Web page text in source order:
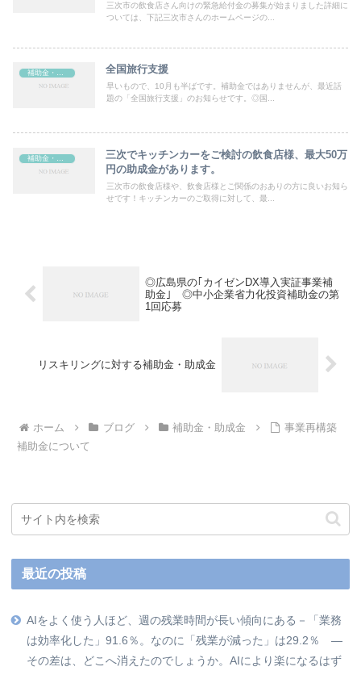
三次市の飲食店さん向けの緊急給付金の募集が始まりました詳細に
ついては、下記三次市さんのホームページの...
補助金・助成金 全国旅行支援
早いもので、10月も半ばです。補助金ではありませんが、最近話
題の「全国旅行支援」のお知らせです。◎国...
補助金・助成金
三次でキッチンカーをご検討の飲食店様、最大50万
円の助成金があります。
三次市の飲食店様や、飲食店様とご関係のおありの方に良いお知ら
せです！キッチンカーのご取得に対して、最...
◎広島県の｢カイゼンDX導入実証事業補
助金｣ ◎中小企業省力化投資補助金の第
1回応募
リスキリングに対する補助金・助成金
ホーム ブログ 補助金・助成金
事業再構築
補助金について
最近の投稿
AIをよく使う人ほど、週の残業時間が長い傾向にある－「業務
は効率化した」91.6％。なのに「残業が減った」は29.2％ ―
その差は、どこへ消えたのでしょうか。AIにより楽になるはず